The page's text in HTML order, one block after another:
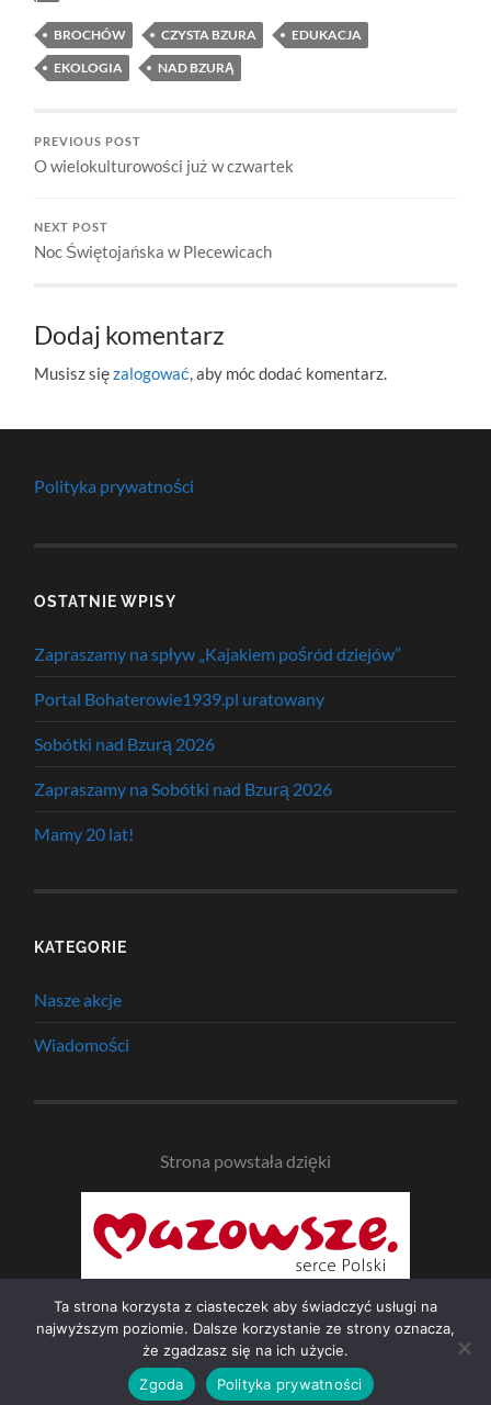
BROCHÓW CZYSTA BZURA
EDUKACJA
EKOLOGIA
NAD BZURĄ
PREVIOUS POST
O wielokulturowości już w czwartek
NEXT POST
Noc Świętojańska w Plecewicach
Dodaj komentarz
Musisz sięzalogować, aby móc dodać komentarz.
Polityka prywatności
OSTATNIE WPISY
Zapraszamy na spływ „Kajakiem pośród dziejów”
Portal Bohaterowie1939.pl uratowany
Sobótki nad Bzurą 2026
Zapraszamy na Sobótki nad Bzurą 2026
Mamy 20 lat!
KATEGORIE
Nasze akcje
Wiadomości
Strona powstała dzięki
© 2026 NAD BZURĄ —UP ↑
Ta strona korzysta z ciasteczek aby świadczyć usługi na
najwyższym poziomie. Dalsze korzystanie ze strony oznacza,
że zgadzasz się na ich użycie.
Zgoda
Polityka prywatności